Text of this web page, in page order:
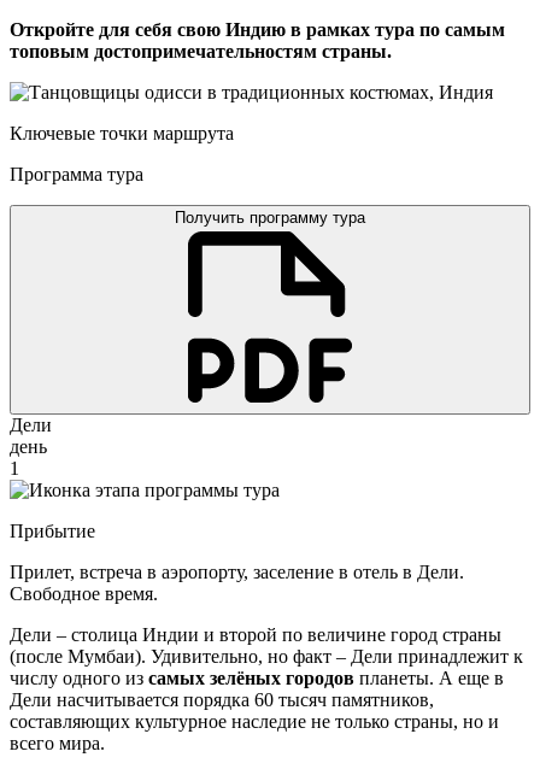
Откройте для себя свою Индию в рамках тура по самым
топовым достопримечательностям страны.
Ключевые точки маршрута
Программа тура
Получить программу тура
Дели
день
1
Прибытие
Прилет, встреча в аэропорту, заселение в отель в Дели.
Свободное время.
Дели – столица Индии и второй по величине город страны
(после Мумбаи). Удивительно, но факт – Дели принадлежит к
числу одного из самых зелёных городов планеты. А еще в
Дели насчитывается порядка 60 тысяч памятников,
составляющих культурное наследие не только страны, но и
всего мира.